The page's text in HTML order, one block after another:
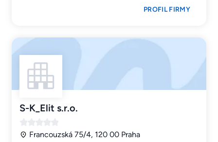
PROFIL FIRMY
S-K_Elit s.r.o.
Francouzská 75/4, 120 00 Praha